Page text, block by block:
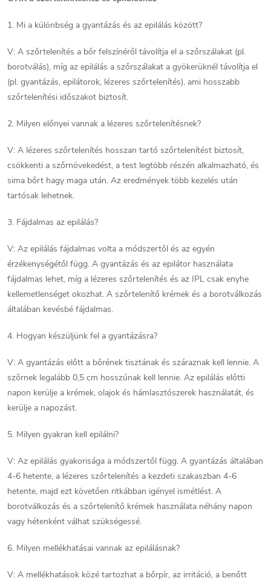
1. Mi a különbség a gyantázás és az epilálás között?
V: A szőrtelenítés a bőr felszínéről távolítja el a szőrszálakat (pl.
borotválás), míg az epilálás a szőrszálakat a gyökerüknél távolítja el
(pl. gyantázás, epilátorok, lézeres szőrtelenítés), ami hosszabb
szőrtelenítési időszakot biztosít.
2. Milyen előnyei vannak a lézeres szőrtelenítésnek?
V: A lézeres szőrtelenítés hosszan tartó szőrtelenítést biztosít,
csökkenti a szőrnövekedést, a test legtöbb részén alkalmazható, és
sima bőrt hagy maga után. Az eredmények több kezelés után
tartósak lehetnek.
3. Fájdalmas az epilálás?
V: Az epilálás fájdalmas volta a módszertől és az egyén
érzékenységétől függ. A gyantázás és az epilátor használata
fájdalmas lehet, míg a lézeres szőrtelenítés és az IPL csak enyhe
kellemetlenséget okozhat. A szőrtelenítő krémek és a borotválkozás
általában kevésbé fájdalmas.
4. Hogyan készüljünk fel a gyantázásra?
V: A gyantázás előtt a bőrének tisztának és száraznak kell lennie. A
szőrnek legalább 0,5 cm hosszúnak kell lennie. Az epilálás előtti
napon kerülje a krémek, olajok és hámlasztószerek használatát, és
kerülje a napozást.
5. Milyen gyakran kell epilálni?
V: Az epilálás gyakorisága a módszertől függ. A gyantázás általában
4-6 hetente, a lézeres szőrtelenítés a kezdeti szakaszban 4-6
hetente, majd ezt követően ritkábban igényel ismétlést. A
borotválkozás és a szőrtelenítő krémek használata néhány napon
vagy hétenként válhat szükségessé.
6. Milyen mellékhatásai vannak az epilálásnak?
V: A mellékhatások közé tartozhat a bőrpír, az irritáció, a benőtt